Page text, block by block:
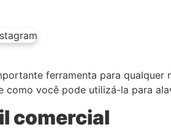
ferramenta para
como você pode utilizá-la para
comercial